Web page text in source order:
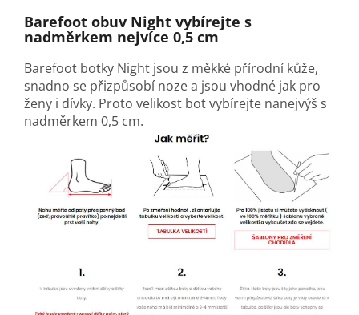
Barefoot obuv Night vybírejte s
nadměrkem nejvíce 0,5 cm
Barefoot botky Night jsou z měkké přírodní kůže,
snadno se přizpůsobí noze a jsou vhodné jak pro
ženy i dívky. Proto velikost bot vybírejte nanejvýš s
nadměrkem 0,5 cm.